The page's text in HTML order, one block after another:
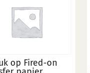
op Fired-on